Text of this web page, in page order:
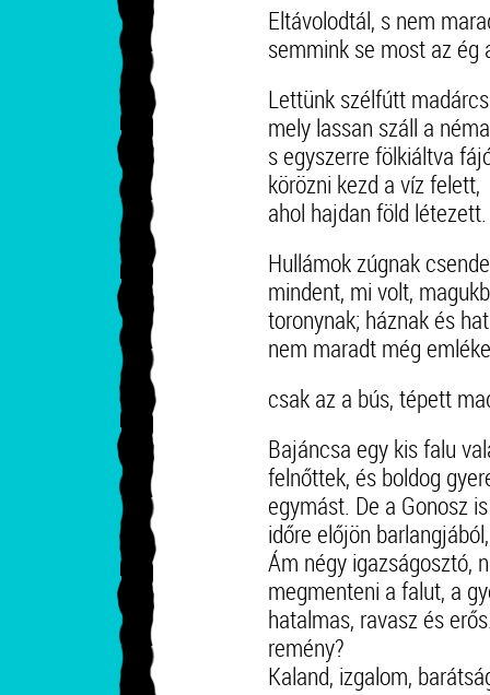
Eltávolodtál, s nem
semmink se most az ég
Lettünk szélfútt
mely lassan száll a
s egyszerre fölkiáltva
körözni kezd a víz felett,
ahol hajdan föld létezett.
Hullámok zúgnak
mindent, mi volt,
toronynak; háznak és
nem maradt még
csak az a bús, tépett
Bajáncsa egy kis falu
felnőttek, és boldog
egymást. De a Gonosz
időre előjön
Ám négy igazságosztó,
megmenteni a falut, a
hatalmas, ravasz és
remény?
Kaland, izgalom,